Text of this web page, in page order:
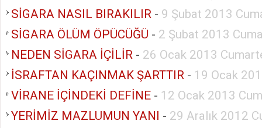
SİGARA NASIL BIRAKILIR - 9 Şubat 2013
SİGARA ÖLÜM ÖPÜCÜĞÜ - 2 Şubat 2013
NEDEN SİGARA İÇİLİR - 26 Ocak 2013
İSRAFTAN KAÇINMAK ŞARTTIR - 19 Ocak
VİRANE İÇİNDEKİ DEFİNE - 12 Ocak 2013
YERİMİZ MAZLUMUN YANI - 29 Aralık 2012